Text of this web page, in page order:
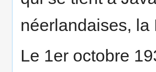
néerlandaises,
Le 1er octobre